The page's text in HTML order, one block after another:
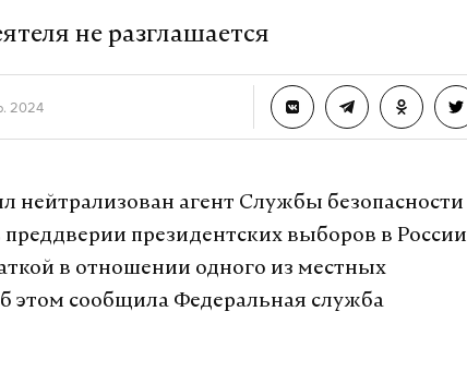
не разглашается
2024
нейтрализован агент Службы безопасности
президентских выборов в России
в отношении одного из местных
этом сообщила Федеральная служба